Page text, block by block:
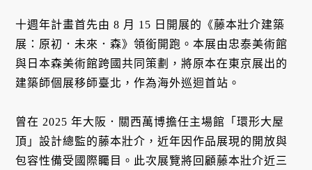
十週年計畫首先由 8 月 15 日開展的《藤本壯介建築
展：原初．未來．森》領銜開跑。本展由忠泰美術館
與日本森美術館跨國共同策劃，將原本在東京展出的
建築師個展移師臺北，作為海外巡迴首站。
曾在 2025 年大阪．關西萬博擔任主場館「環形大屋
頂」設計總監的藤本壯介，近年因作品展現的開放與
包容性備受國際矚目。此次展覽將回顧藤本壯介近三